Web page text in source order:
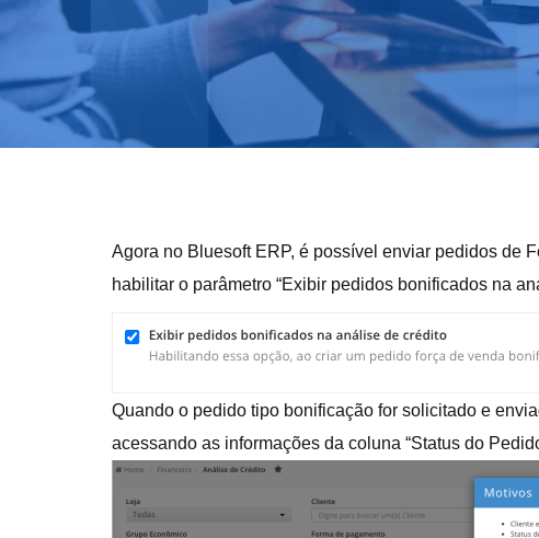
Agora no Bluesoft ERP, é possível enviar pedidos de
habilitar o parâmetro “Exibir pedidos bonificados na
Quando o pedido tipo bonificação for solicitado e
acessando as informações da coluna “Status do